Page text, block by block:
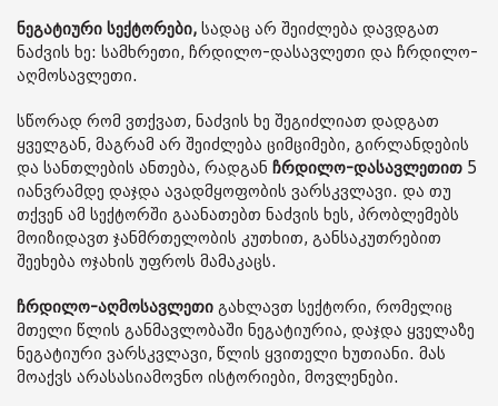
ნეგატიური სექტორები, სადაც არ შეიძლება დავდგათ
ნაძვის ხე: სამხრეთი, ჩრდილო-დასავლეთი და ჩრდილო-
აღმოსავლეთი.
სწორად რომ ვთქვათ, ნაძვის ხე შეგიძლიათ დადგათ
ყველგან, მაგრამ არ შეიძლება ციმციმები, გირლანდების
და სანთლების ანთება, რადგან ჩრდილო-დასავლეთით 5
იანვრამდე დაჯდა ავადმყოფობის ვარსკვლავი. და თუ
თქვენ ამ სექტორში გაანათებთ ნაძვის ხეს, პრობლემებს
მოიზიდავთ ჯანმრთელობის კუთხით, განსაკუთრებით
შეეხება ოჯახის უფროს მამაკაცს.
ჩრდილო-აღმოსავლეთი გახლავთ სექტორი, რომელიც
მთელი წლის განმავლობაში ნეგატიურია, დაჯდა ყველაზე
ნეგატიური ვარსკვლავი, წლის ყვითელი ხუთიანი. მას
მოაქვს არასასიამოვნო ისტორიები, მოვლენები.